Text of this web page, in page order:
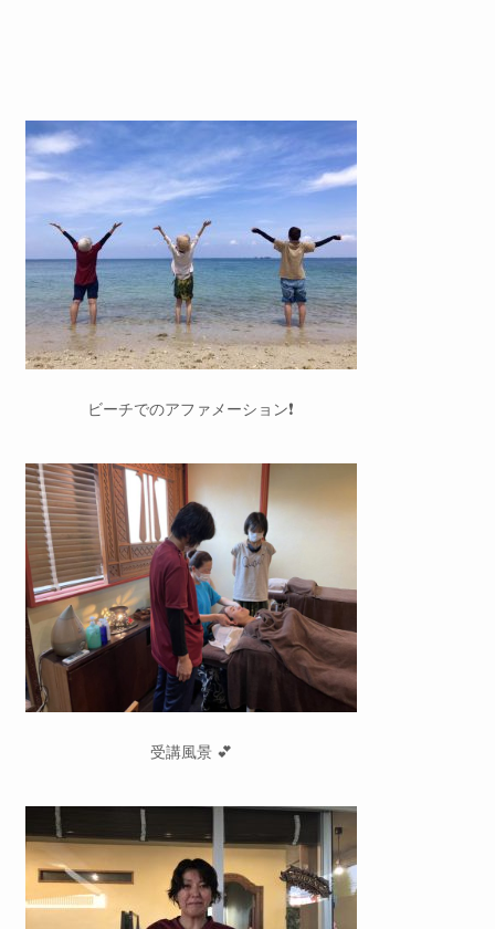
ビーチでのアファメーション❗️
受講風景 💕